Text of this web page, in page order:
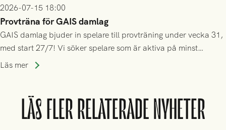
2026-07-15 18:00
Provträna för GAIS damlag
GAIS damlag bjuder in spelare till provträning under vecka 31,
med start 27/7! Vi söker spelare som är aktiva på minst
division 3-nivå.
Läs mer
LÄS FLER RELATERADE NYHETER